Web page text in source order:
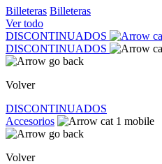
Billeteras Billeteras
Ver todo
DISCONTINUADOS
DISCONTINUADOS
Volver
DISCONTINUADOS
Accesorios
Volver